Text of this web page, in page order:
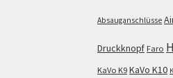
Absauganschlüsse
Druckknopf Faro
KaVo K9 KaVo K10